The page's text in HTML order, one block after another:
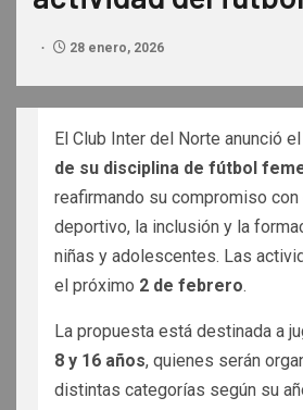
28 enero, 2026
El Club Inter del Norte anunció el
de su disciplina de fútbol
reafirmando su compromiso
deportivo, la inclusión y la
niñas y adolescentes. Las
el próximo 2 de febrero.
La propuesta está destinada a
8 y 16 años, quienes serán
distintas categorías según su